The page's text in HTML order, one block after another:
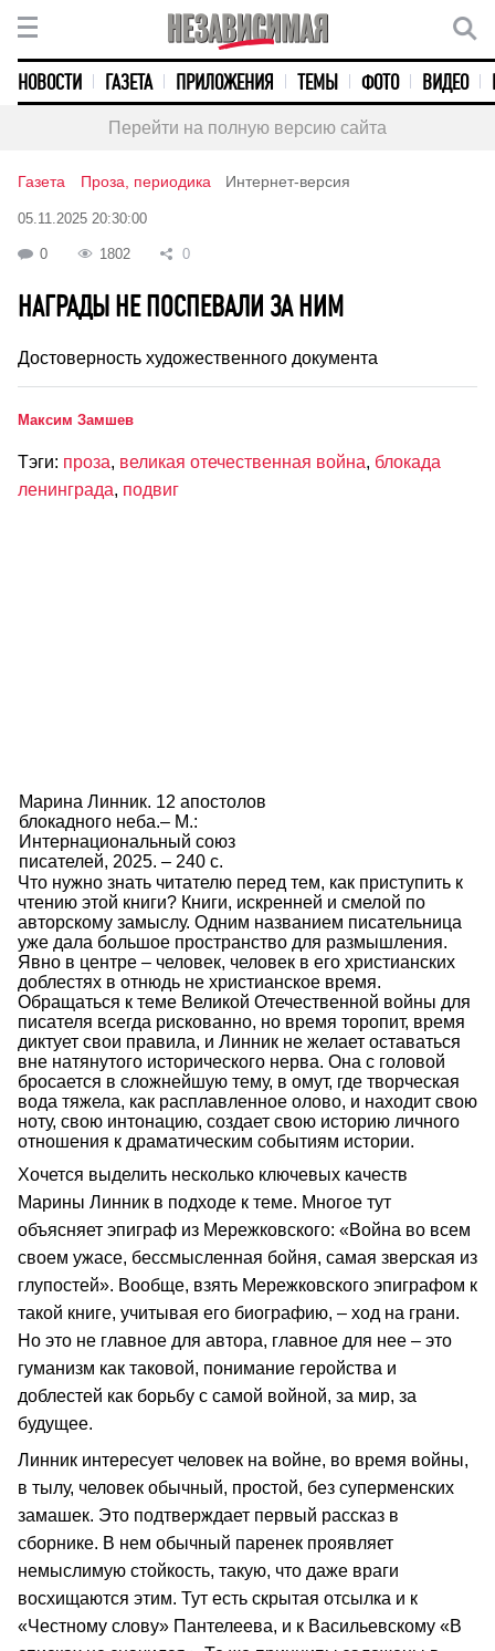
НОВОСТИ ГАЗЕТА ПРИЛОЖЕНИЯ ТЕМЫ ФОТО ВИДЕО
Перейти на полную версию сайта
Газета Проза, периодика Интернет-версия
05.11.2025 20:30:00
0 1802 0
НАГРАДЫ НЕ ПОСПЕВАЛИ ЗА НИМ
Достоверность художественного документа
Максим Замшев
Тэги: проза, великая отечественная война, блокада
ленинграда, подвиг
Марина Линник. 12 апостолов
блокадного неба.– М.:
Интернациональный союз
писателей, 2025. – 240 с.
Что нужно знать читателю перед тем, как приступить к
чтению этой книги? Книги, искренней и смелой по
авторскому замыслу. Одним названием писательница
уже дала большое пространство для размышления.
Явно в центре – человек, человек в его христианских
доблестях в отнюдь не христианское время.
Обращаться к теме Великой Отечественной войны для
писателя всегда рискованно, но время торопит, время
диктует свои правила, и Линник не желает оставаться
вне натянутого исторического нерва. Она с головой
бросается в сложнейшую тему, в омут, где творческая
вода тяжела, как расплавленное олово, и находит свою
ноту, свою интонацию, создает свою историю личного
отношения к драматическим событиям истории.
Хочется выделить несколько ключевых качеств
Марины Линник в подходе к теме. Многое тут
объясняет эпиграф из Мережковского: «Война во всем
своем ужасе, бессмысленная бойня, самая зверская из
глупостей». Вообще, взять Мережковского эпиграфом к
такой книге, учитывая его биографию, – ход на грани.
Но это не главное для автора, главное для нее – это
гуманизм как таковой, понимание геройства и
доблестей как борьбу с самой войной, за мир, за
будущее.
Линник интересует человек на войне, во время войны,
в тылу, человек обычный, простой, без суперменских
замашек. Это подтверждает первый рассказ в
сборнике. В нем обычный паренек проявляет
немыслимую стойкость, такую, что даже враги
восхищаются этим. Тут есть скрытая отсылка и к
«Честному слову» Пантелеева, и к Васильевскому «В